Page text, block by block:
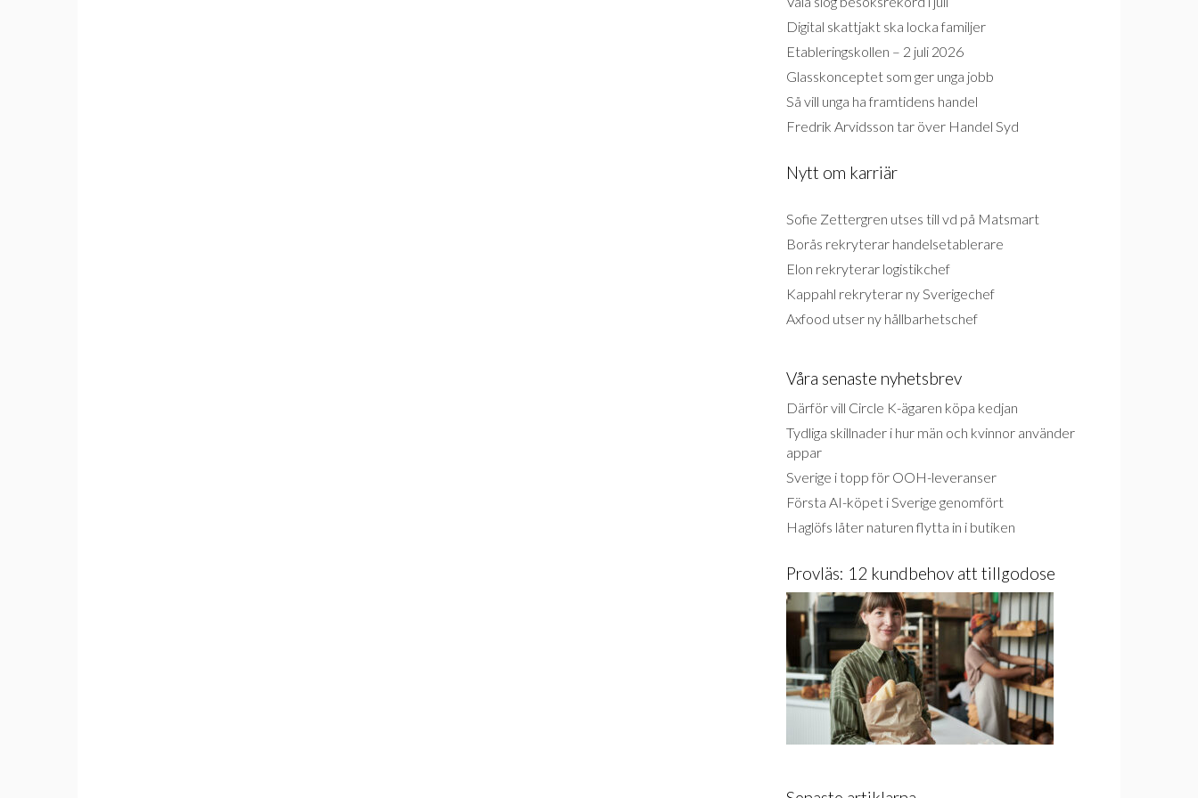
Digital skattjakt ska locka familjer
Etableringskollen – 2 juli 2026
Glasskonceptet som ger unga jobb
Så vill unga ha framtidens handel
Fredrik Arvidsson tar över Handel Syd
Nytt om karriär
Sofie Zettergren utses till vd på Matsmart
Borås rekryterar handelsetablerare
Elon rekryterar logistikchef
Kappahl rekryterar ny Sverigechef
Axfood utser ny hållbarhetschef
Våra senaste nyhetsbrev
Därför vill Circle K-ägaren köpa kedjan
Tydliga skillnader i hur män och kvinnor använder
appar
Sverige i topp för OOH-leveranser
Första AI-köpet i Sverige genomfört
Haglöfs låter naturen flytta in i butiken
Provläs: 12 kundbehov att tillgodose